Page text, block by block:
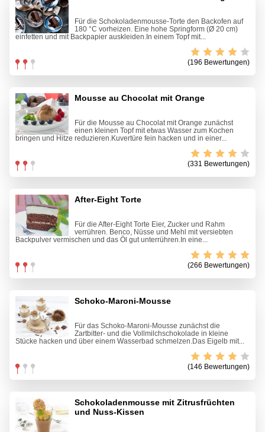
Für die Schokoladenmousse-Torte den Backofen auf
180 °C vorheizen. Eine hohe Springform (Ø 20 cm)
einfetten und mit Backpapier auskleiden.In einem Topf mit...
(196 Bewertungen)
Mousse au Chocolat mit Orange
Für die Mousse au Chocolat mit Orange zunächst
einen kleinen Topf mit etwas Wasser zum Kochen
bringen und Hitze reduzieren.Kuvertüre fein hacken und in einer...
(331 Bewertungen)
After-Eight Torte
Für die After-Eight Torte Eier, Zucker und Rahm
verrühren. Benco, Nüsse und Mehl mit versiebten
Backpulver vermischen und das Öl gut unterrühren.In eine...
(266 Bewertungen)
Schoko-Maroni-Mousse
Für das Schoko-Maroni-Mousse zunächst die
Zartbitter- und die Vollmilchschokolade in kleine
Stücke hacken und über einem Wasserbad schmelzen.Das Eigelb mit...
(146 Bewertungen)
Schokoladenmousse mit Zitrusfrüchten
und Nuss-Kissen